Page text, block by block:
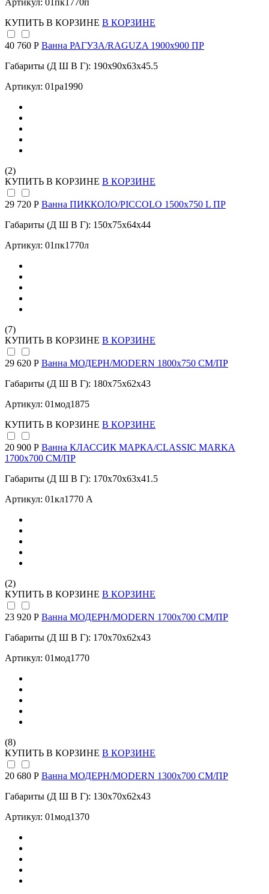
КУПИТЬ В КОРЗИНЕ В КОРЗИНЕ
40 760 Р Ванна РАГУЗА/RAGUZA 1900х900 ПР
Габариты (Д Ш В Г): 190x90x63x45.5
Артикул: 01ра1990
(2)
КУПИТЬ В КОРЗИНЕ В КОРЗИНЕ
29 720 Р Ванна ПИККОЛО/PICCOLO 1500х750 L ПР
Габариты (Д Ш В Г): 150x75x64x44
Артикул: 01пк1770л
(7)
КУПИТЬ В КОРЗИНЕ В КОРЗИНЕ
29 620 Р Ванна МОДЕРН/MODERN 1800х750 СМ/ПР
Габариты (Д Ш В Г): 180x75x62x43
Артикул: 01мод1875
КУПИТЬ В КОРЗИНЕ В КОРЗИНЕ
20 900 Р Ванна КЛАССИК МАРКА/CLASSIC MARKA
1700х700 СМ/ПР
Габариты (Д Ш В Г): 170x70x63x41.5
Артикул: 01кл1770 А
(2)
КУПИТЬ В КОРЗИНЕ В КОРЗИНЕ
23 920 Р Ванна МОДЕРН/MODERN 1700х700 СМ/ПР
Габариты (Д Ш В Г): 170x70x62x43
Артикул: 01мод1770
(8)
КУПИТЬ В КОРЗИНЕ В КОРЗИНЕ
20 680 Р Ванна МОДЕРН/MODERN 1300х700 СМ/ПР
Габариты (Д Ш В Г): 130x70x62x43
Артикул: 01мод1370